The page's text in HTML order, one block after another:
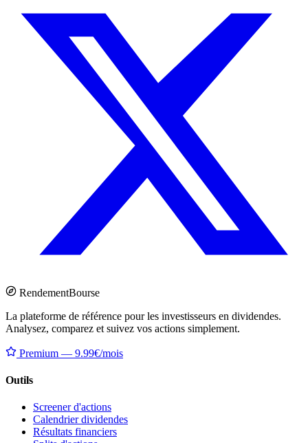
RendementBourse
La plateforme de référence pour les investisseurs en dividendes.
Analysez, comparez et suivez vos actions simplement.
Premium — 9.99€/mois
Outils
Screener d'actions
Calendrier dividendes
Résultats financiers